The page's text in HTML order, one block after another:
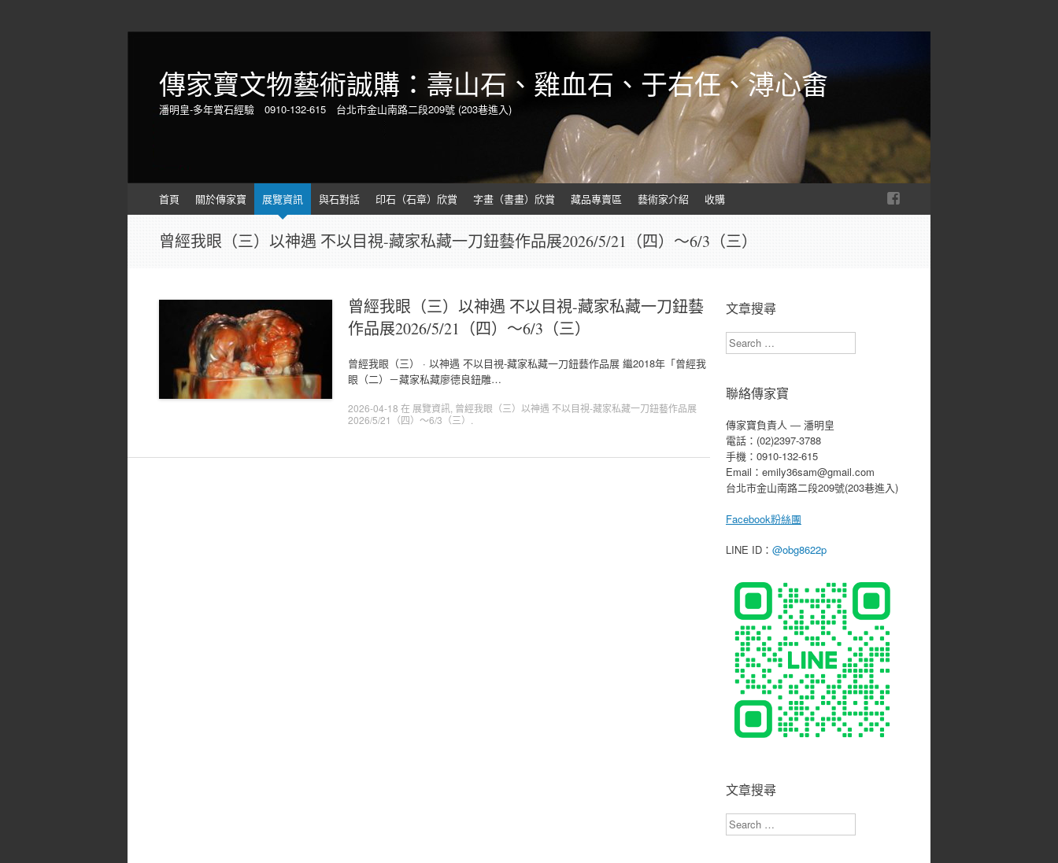
傳家寶文物藝術誠購：壽山石、雞血石、于右任、溥心畬
潘明皇-多年賞石經驗 0910-132-615 台北市金山南路二段209號 (203巷進入)
to
content
首頁 關於傳家寶 展覽資訊 與石對話 印石（石章）欣賞 字畫（書畫）欣賞 藏品專賣區 藝術家介紹 收購
曾經我眼（三）以神遇 不以目視-藏家私藏一刀鈕藝作品展2026/5/21（四）～6/3（三）
曾經我眼（三）以神遇 不以目視-藏家私藏一刀鈕藝
作品展2026/5/21（四）～6/3（三）
曾經我眼（三） · 以神遇 不以目視-藏家私藏一刀鈕藝作品展 繼2018年「曾經我
眼（二）－藏家私藏廖德良鈕雕…
2026-04-18 在 展覽資訊 曾經我眼（三）以神遇 不以目視-藏家私藏一刀鈕藝作品展
2026/5/21（四）～6/3（三）
文章搜尋
Search
聯絡傳家寶
傳家寶負責人 ― 潘明皇
電話：(02)2397-3788
手機：0910-132-615
Email：emily36sam@gmail.com
台北市金山南路二段209號(203巷進入)
Facebook粉絲團
LINE ID： @obg8622p
文章搜尋
Search